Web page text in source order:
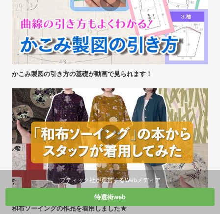
かこみ製図の引き方の基礎が動画で見られます！
和布ソーイングの作品を着用しました★
ブティック社が運営するWebメディア
特選街web